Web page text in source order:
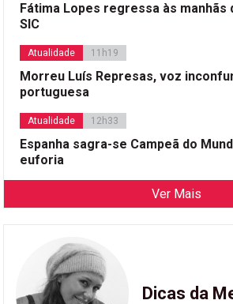
Fátima Lopes regressa às manhãs
SIC
Atualidade 11h19
Morreu Luís Represas, voz
portuguesa
Atualidade 12h33
Espanha sagra-se Campeã do
euforia
Ver Mais
Dicas da